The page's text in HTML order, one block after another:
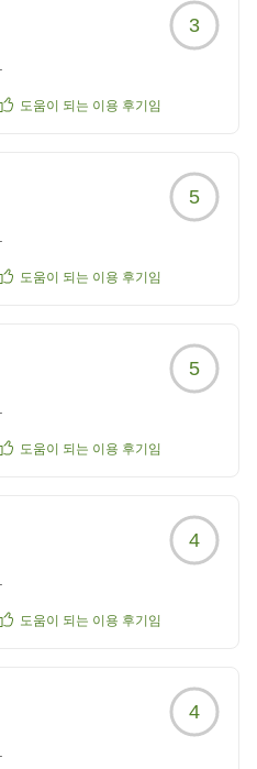
3
도움이 되는 이용 후기임
5
도움이 되는 이용 후기임
5
도움이 되는 이용 후기임
4
도움이 되는 이용 후기임
4